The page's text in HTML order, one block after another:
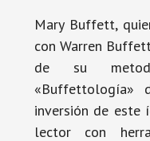
Mary Buffett,
con Warren
de su
«Buffettología»
inversión de este
lector con